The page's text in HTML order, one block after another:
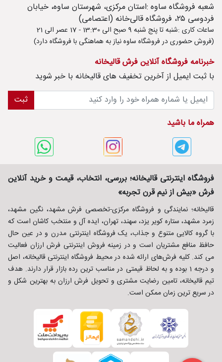
شعبه فروشگاه ساوه :استان مرکزی، شهرستان ساوه، خیابان
فردوسی ۲۵، فروشگاه قالی‌خانه (اعتصامی)
ساعات کاری :شنبه تا پنج شنبه 9 صبح الی 13:30 - 17 عصر الی 21
(فروش حضوری در فروشگاه ساوه نیاز به هماهنگی با فروشگاه دارد)
خبرنامه فروشگاه آنلاین فرش قالیخانه
با ثبت ايميل از آخرین تخفیف های قالیخانه با خبر شوید
ثبت
همراه ما باشید
فروشگاه اینترنتی قالیخانه؛ بررسی، انتخاب، قیمت و خرید آنلاین
فرش «بیش از نیم قرن تجربه»
قالیخانه؛ نمایندگی و فروشگاه مرکزی-تخصصی فرش مشهد، نگین مشهد،
زمرد مشهد، ستاره کویر یزد، سهند، تهران، ایده آل و منتخب کاشان است که
با گروه کالایی متنوع و جذاب، یک فروشگاه اینترنتی مدرن و در عین حال
حافظ منافع مشتریان است و در زمینه فروش اینترنتی فرش ارزان فعالیت
می کند. کلیه فرش‌های ارائه شده در محیط فروشگاه اینترنتی قالیخانه، اصل
و درجه 1 بوده و به لحاظ قیمتی در مناسب ترین رده بازار قرار دارند. هدف
تیم قالیخانه، تامین رضایت مشتری و تحویل فرش ارزان به بهترین شکل و
در سریع ترین زمان ممکن است.